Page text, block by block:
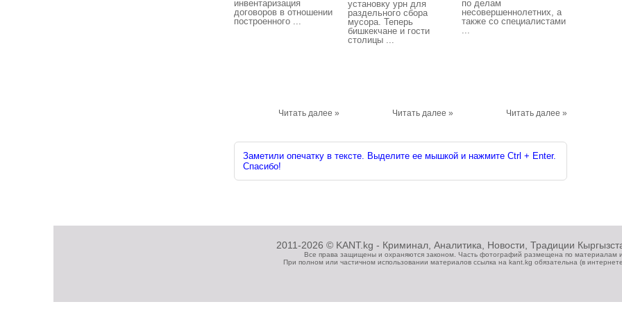
инвентаризация
договоров в отношении
построенного ...
Читать далее »
установку урн для
раздельного сбора
мусора. Теперь
бишкекчане и гости
столицы ...
Читать далее »
по делам
несовершеннолетних, а
также со специалистами
...
Читать далее »
Заметили опечатку в тексте. Выделите ее мышкой и нажмите Ctrl + Enter.
Спасибо!
2011-2026 © KANT.kg - Криминал, Аналитика, Новости, Традиции
Все права защищены и охраняются законом. Часть фотографий размещена по материалам
При полном или частичном использовании материалов ссылка на kant.kg обязательна (в